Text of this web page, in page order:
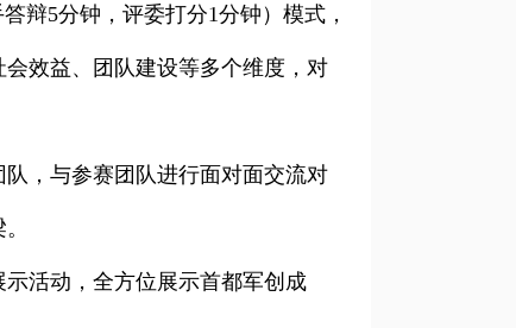
辩5分钟，评委打分1分钟）模式，
效益、团队建设等多个维度，对
，与参赛团队进行面对面交流对
活动，全方位展示首都军创成